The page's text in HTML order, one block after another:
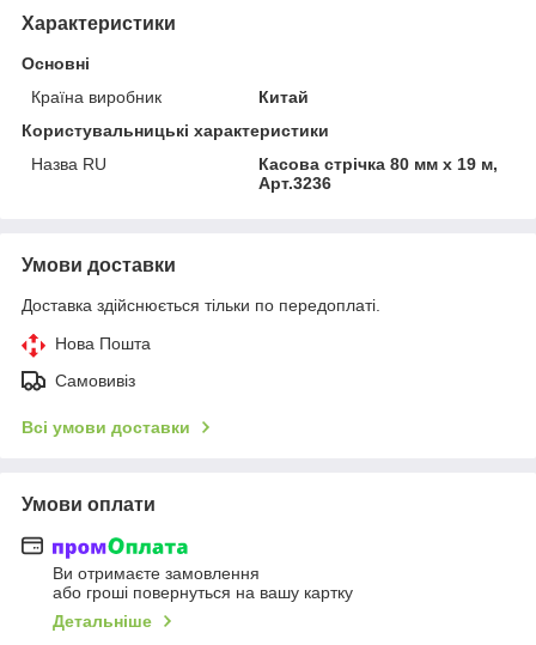
Характеристики
Основні
Країна виробник
Китай
Користувальницькі характеристики
Назва RU
Касова стрічка 80 мм х 19 м,
Арт.3236
Умови доставки
Доставка здійснюється тільки по передоплаті.
Нова Пошта
Самовивіз
Всі умови доставки
Умови оплати
Ви отримаєте замовлення
або гроші повернуться на вашу картку
Детальніше